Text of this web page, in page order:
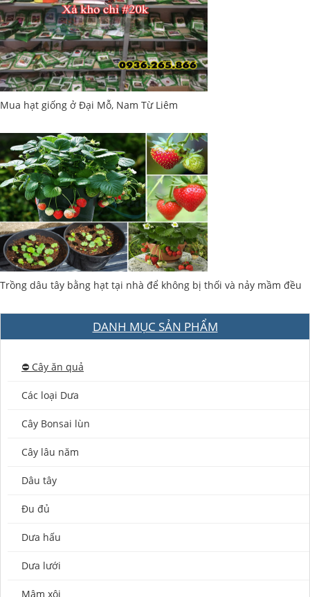
Mua hạt giống ở Đại Mỗ, Nam Từ Liêm
Trồng dâu tây bằng hạt tại nhà để không bị thối và nảy mầm đều
DANH MỤC SẢN PHẨM
⛔️ Cây ăn quả
Các loại Dưa
Cây Bonsai lùn
Cây lâu năm
Dâu tây
Đu đủ
Dưa hấu
Dưa lưới
Mâm xôi